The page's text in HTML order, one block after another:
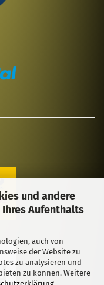
und andere
Aufenthalts
auch von
der Website zu
zu analysieren und
zu können. Weitere